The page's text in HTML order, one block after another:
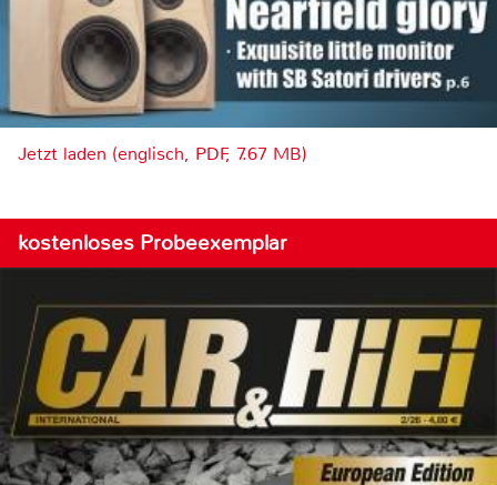
Jetzt laden (englisch, PDF, 7.67 MB)
kostenloses Probeexemplar